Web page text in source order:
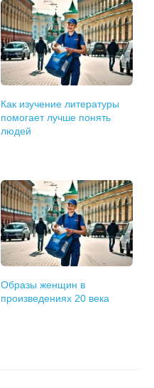
Как изучение литературы
помогает лучше понять
людей
Образы женщин в
произведениях 20 века